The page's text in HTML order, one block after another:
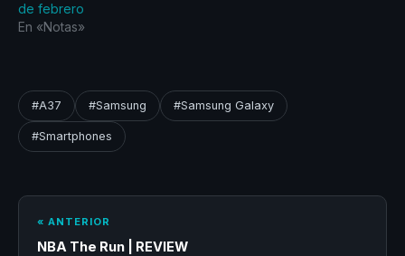
de febrero
En «Notas»
#A37 #Samsung #Samsung Galaxy
#Smartphones
« ANTERIOR
NBA The Run | REVIEW